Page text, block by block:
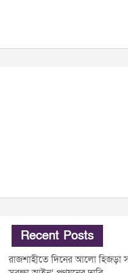
Recent Posts
রাজশাহীতে দিনের আলো হিজড়া